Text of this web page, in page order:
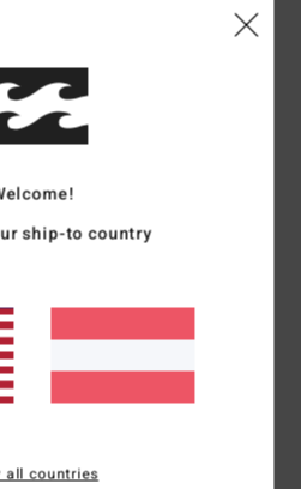
ndy0
Passform
Oberteil am Rücken
ship-to country
all countries